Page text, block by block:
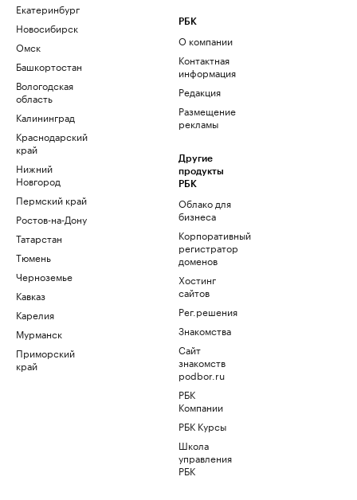
Екатеринбург
Новосибирск
Омск
Башкортостан
Вологодская
область
Калининград
Краснодарский
край
Нижний
Новгород
Пермский край
Ростов-на-Дону
Татарстан
Тюмень
Черноземье
Кавказ
Карелия
Мурманск
Приморский
край
РБК
О компании
Контактная
информация
Редакция
Размещение
рекламы
Другие
продукты
РБК
Облако для
бизнеса
Корпоративный
регистратор
доменов
Хостинг
сайтов
Рег.решения
Знакомства
Сайт
знакомств
podbor.ru
РБК
Компании
РБК Курсы
Школа
управления
РБК